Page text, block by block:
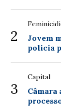
2
Jovem
polícia
3
Capital
Câmara